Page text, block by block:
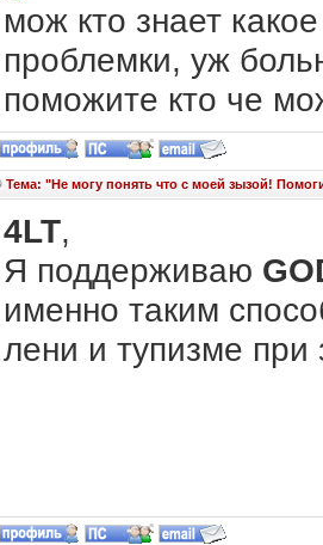
мож кто знает
проблемки, уж
поможите кто че
Тема: "Не могу понять что с моей зызой!
4LT,
Я поддерживаю
именно таким
лени и тупизме при